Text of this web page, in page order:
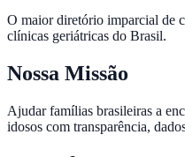
O maior diretório imparcial de
clínicas geriátricas do Brasil.
Nossa Missão
Ajudar famílias brasileiras a
idosos com transparência,